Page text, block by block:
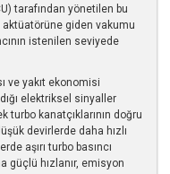
tarafından yönetilen bu
giden vakumu
istenilen seviyede
ve yakıt ekonomisi
elektriksel sinyaller
turbo kanatçıklarının doğru
devirlerde daha hızlı
aşırı turbo basıncı
güçlü hızlanır, emisyon